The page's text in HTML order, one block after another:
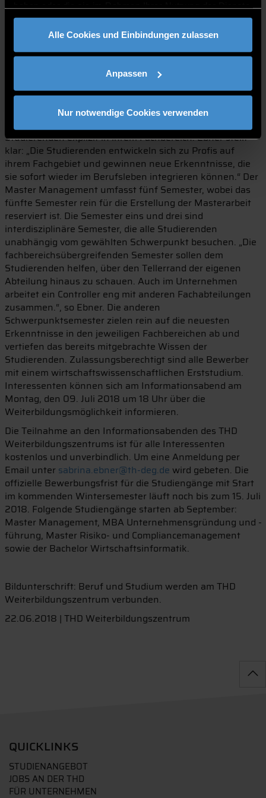
gesammelt haben.
Alle Cookies und Einbindungen zulassen
Anpassen
Nur notwendige Cookies verwenden
mindestens ein Jahr Berufserfahrung. Weitere
Informationen dazu erhalten alle Interessierten am
Informationsabend am Donnerstag, den 05.07.2018 um
18 Uhr am Weiterbildungszentrum der THD.
Master Management: Der Schwerpunktmaster
Im Schwerpunktmaster Management wählen die
Teilnehmer vor Studienbeginn einen aus drei
Schwerpunkten aus: Marketing und Vertrieb, Controlling
und Finance oder Personal. So spezialisieren sich die
Studierenden explizit in ihrem Fachbereich. Ebner stellt
klar: „Die Studierenden entwickeln sich zu Profis auf
ihrem Fachgebiet und gewinnen neue Erkenntnisse, die
sie sofort wieder im Berufsleben integrieren können.“ Der
Master Management umfasst fünf Semester, wobei das
fünfte Semester rein für die Erstellung der Masterarbeit
reserviert ist. Die Semester eins und drei sind
interdisziplinäre Semester, die alle Studierenden
unabhängig vom gewählten Schwerpunkt besuchen. „Die
fachbereichsübergreifenden Semester sollen dem
Studierenden helfen, über den Tellerrand der eigenen
Abteilung hinaus zu schauen. Auch im Unternehmen
arbeitet ein Controller eng mit anderen Fachabteilungen
zusammen.“, so Ebner. Die anderen
Schwerpunktsemester zielen rein auf die neuesten
Erkenntnisse in den jeweiligen Fachbereichen ab und
vertiefen das bereits mitgebrachte Wissen der
Studierenden. Zulassungsberechtigt sind alle Bewerber
mit einem wirtschaftswissenschaftlichen Erststudium.
Interessenten können sich am Informationsabend am
Montag, den 09. Juli 2018 um 18 Uhr über die
Weiterbildungsmöglichkeit informieren.
Die Teilnahme an den Informationsabenden des THD
Weiterbildungszentrums ist für alle Interessenten
kostenlos und unverbindlich. Um eine Anmeldung per
Email unter sabrina.ebner@th-deg.de wird gebeten. Die
offizielle Bewerbungsfrist für die Studiengänge mit Start
im kommenden Wintersemester läuft noch bis zum 15. Juli
2018. Folgende Studiengänge starten ab September:
Master Management, MBA Unternehmensgründung und -
führung, Master Risiko- und Compliancemanagement
sowie der Bachelor Wirtschaftsinformatik.
Bildunterschrift: Beruf und Studium werden am THD
Weiterbildungszentrum verbunden.
22.06.2018 | THD Weiterbildungszentrum
QUICKLINKS
STUDIENANGEBOT
JOBS AN DER THD
FÜR UNTERNEHMEN